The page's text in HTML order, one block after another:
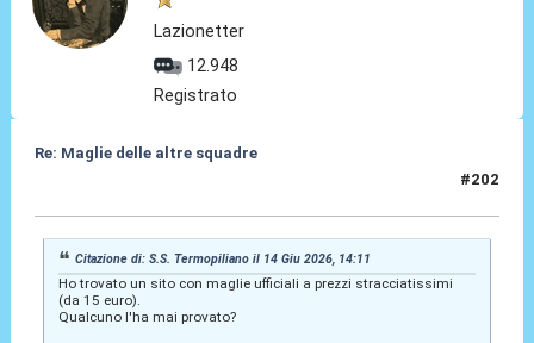
Lazionetter
12.948
Registrato
Re: Maglie delle altre squadre
#202
Citazione di: S.S. Termopiliano il 14 Giu 2026, 14:11
Ho trovato un sito con maglie ufficiali a prezzi stracciatissimi
(da 15 euro).
Qualcuno l'ha mai provato?